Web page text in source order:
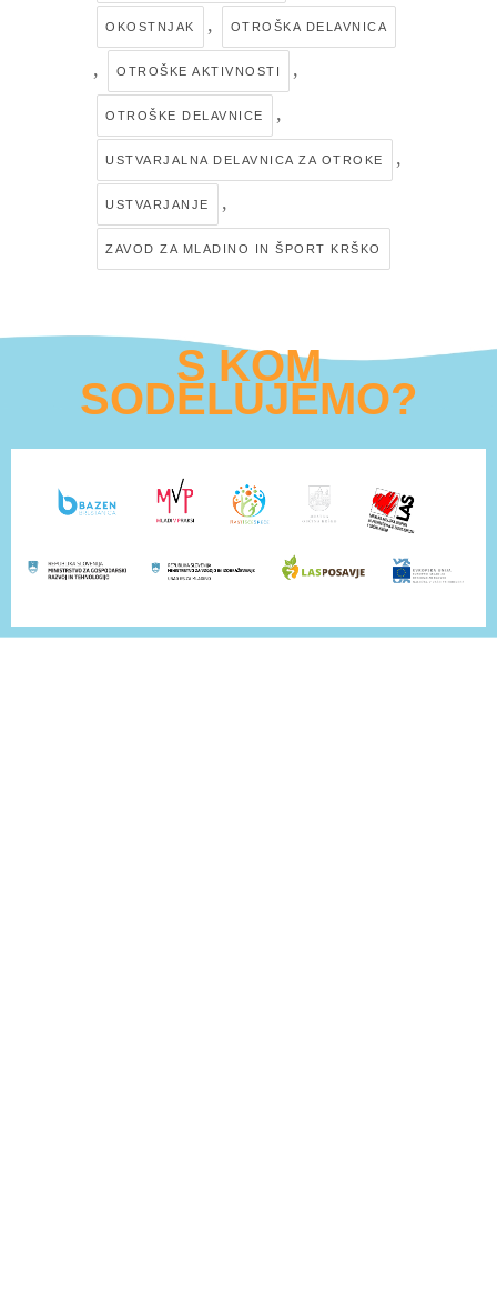
OKOSTNJAK , OTROŠKA DELAVNICA
, OTROŠKE AKTIVNOSTI ,
OTROŠKE DELAVNICE ,
USTVARJALNA DELAVNICA ZA OTROKE ,
USTVARJANJE ,
ZAVOD ZA MLADINO IN ŠPORT KRŠKO
S KOM
SODELUJEMO?